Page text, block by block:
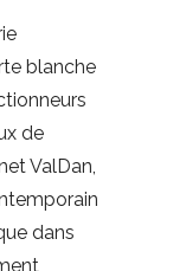
blanche
de
ValDan,
dans